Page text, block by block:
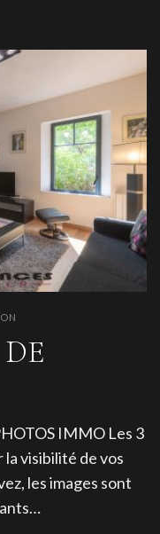
IMMO Les 3
visibilité de vos
les images sont